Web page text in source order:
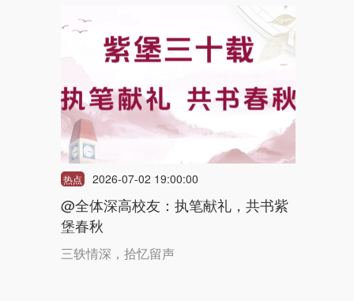
热点 2026-07-02 19:00:00
@全体深高校友：执笔献礼，共书紫
堡春秋
三轶情深，拾忆留声